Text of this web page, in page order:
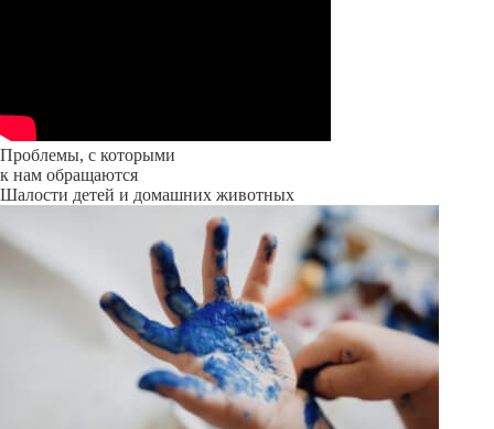
Проблемы, с которыми
к нам обращаются
Шалости детей и домашних животных